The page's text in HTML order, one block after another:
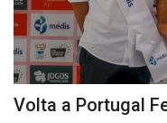
Volta a Portugal